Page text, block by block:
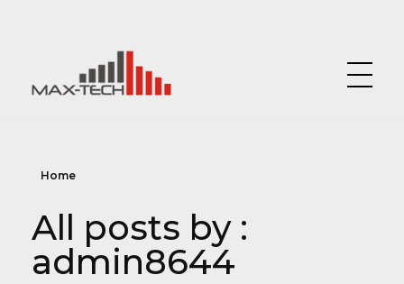
Home
All posts by :
admin8644